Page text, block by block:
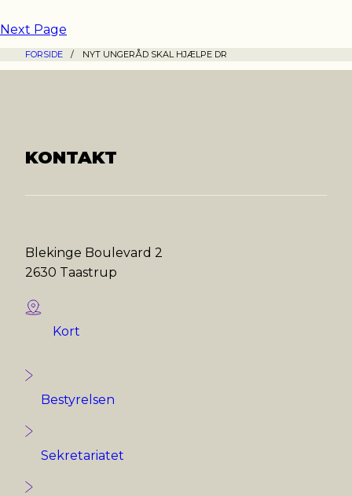
Next Page
FORSIDE / NYT UNGERÅD SKAL HJÆLPE DR
KONTAKT
Blekinge Boulevard 2
2630 Taastrup
Kort
Bestyrelsen
Sekretariatet